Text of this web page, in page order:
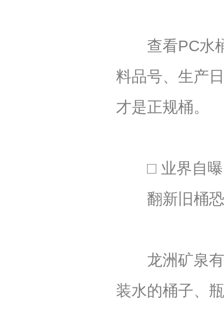
查看PC水桶
料品号、生产
才是正规桶。
□ 业界自曝
翻新旧桶恐
龙洲矿泉有
装水的桶子、